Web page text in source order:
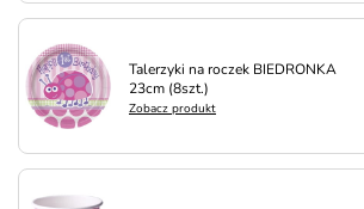
Talerzyki na roczek BIEDRONKA
23cm (8szt.)
Zobacz produkt